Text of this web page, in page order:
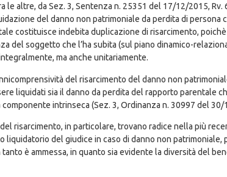
altre, da Sez. 3, Sentenza n. 25351 del 17/12/2015,
del danno non patrimoniale da perdita di
costituisce indebita duplicazione di risarcimento,
del soggetto che l’ha subita (sul piano dinamico-
ma anche unitariamente.
del risarcimento del danno non
liquidati sia il danno da perdita del rapporto parentale
intrinseca (Sez. 3, Ordinanza n. 30997 del 30/
risarcimento, in particolare, trovano radice nella più
liquidatorio del giudice in caso di danno non
è ammessa, in quanto sia evidente la diversità del